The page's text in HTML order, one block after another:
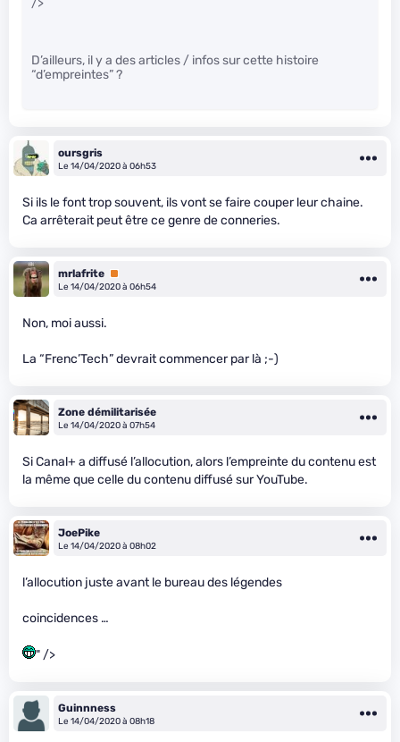
/>
D’ailleurs, il y a des articles / infos sur cette histoire
“d’empreintes” ?
oursgris
Le 14/04/2020 à 06h53
Si ils le font trop souvent, ils vont se faire couper leur chaine.
Ca arrêterait peut être ce genre de conneries.
mrlafrite Premium
Le 14/04/2020 à 06h54
Non, moi aussi.
La “Frenc’Tech” devrait commencer par là ;-)
Zone démilitarisée
Le 14/04/2020 à 07h54
Si Canal+ a diffusé l’allocution, alors l’empreinte du contenu est
la même que celle du contenu diffusé sur YouTube.
JoePike
Le 14/04/2020 à 08h02
l’allocution juste avant le bureau des légendes
coincidences …
" />
Guinnness
Le 14/04/2020 à 08h18